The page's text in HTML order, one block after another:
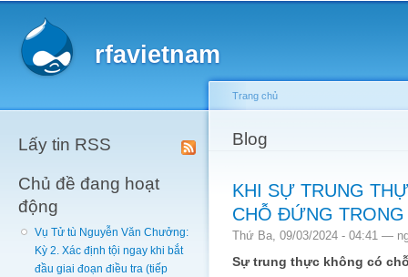
rfavietnam
Lấy tin RSS
Chủ đề đang hoạt
động
Vụ Tử tù Nguyễn Văn Chưởng:
Kỳ 2. Xác định tội ngay khi bắt
đầu giai đoạn điều tra (tiếp
You are here
Trang chủ
Blog
KHI SỰ TRUNG
CHỖ ĐỨNG
Thứ Ba, 09/03/2024 - 04:41 —
Sự trung thực không có